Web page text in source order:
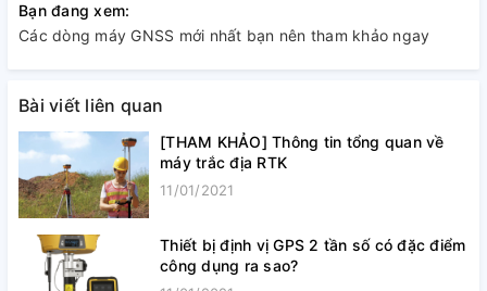
Bạn đang xem:
Các dòng máy GNSS mới nhất bạn nên tham khảo ngay
Bài viết liên quan
[THAM KHẢO] Thông tin tổng quan về
máy trắc địa RTK
11/01/2021
Thiết bị định vị GPS 2 tần số có đặc điểm
công dụng ra sao?